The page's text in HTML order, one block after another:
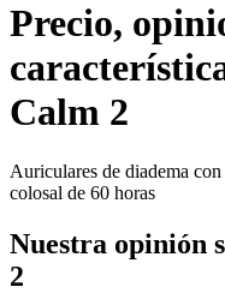
Precio,
Calm 2
Auriculares de diadema
colosal de 60 horas
Nuestra opinión
2